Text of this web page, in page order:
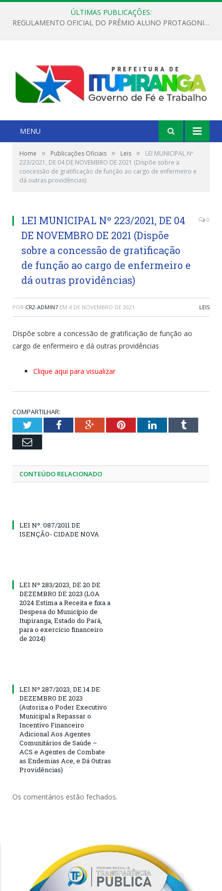
ÚLTIMAS PUBLICAÇÕES:
REGULAMENTO OFICIAL DO PRÊMIO ALUNO PROTAGONISTA – EDIÇÃO 2026
MENU
Home » Publicações Oficiais » Leis »
LEI MUNICIPAL Nº
223/2021, DE 04 DE NOVEMBRO DE 2021 (Dispõe sobre a
concessão de gratificação de função ao cargo de enfermeiro e
dá outras providências)
LEI MUNICIPAL Nº 223/2021, DE 04
DE NOVEMBRO DE 2021 (Dispõe
sobre a concessão de gratificação
de função ao cargo de enfermeiro e
dá outras providências)
0
POR CR2-ADMIN7 EM 4 DE NOVEMBRO DE 2021 LEIS
Dispõe sobre a concessão de gratificação de função ao
cargo de enfermeiro e dá outras providências
Clique aqui para visualizar
COMPARTILHAR:
TwitterFacebookGoogle+PinterestLinkedInTumblr
Email
CONTEÚDO RELACIONADO
LEI Nº. 087/2011 DE
ISENÇÃO- CIDADE NOVA
LEI Nº 283/2023, DE 20 DE
DEZEMBRO DE 2023 (LOA
2024 Estima a Receita e fixa a
Despesa do Município de
Itupiranga, Estado do Pará,
para o exercício financeiro
de 2024)
LEI Nº 287/2023, DE 14 DE
DEZEMBRO DE 2023
(Autoriza o Poder Executivo
Municipal a Repassar o
Incentivo Financeiro
Adicional Aos Agentes
Comunitários de Saúde –
ACS e Agentes de Combate
as Endemias Ace, e Dá Outras
Providências)
Os comentários estão fechados.